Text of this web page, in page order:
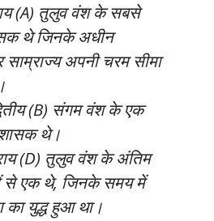
(A) तुलुव वंश के सबसे
थे जिनके अधीन
साम्राज्य अपनी चरम सीमा
(B) संगम वंश के एक
शासक थे।
(D) तुलुव वंश के अंतिम
से एक थे, जिनके समय में
का युद्ध हुआ था।